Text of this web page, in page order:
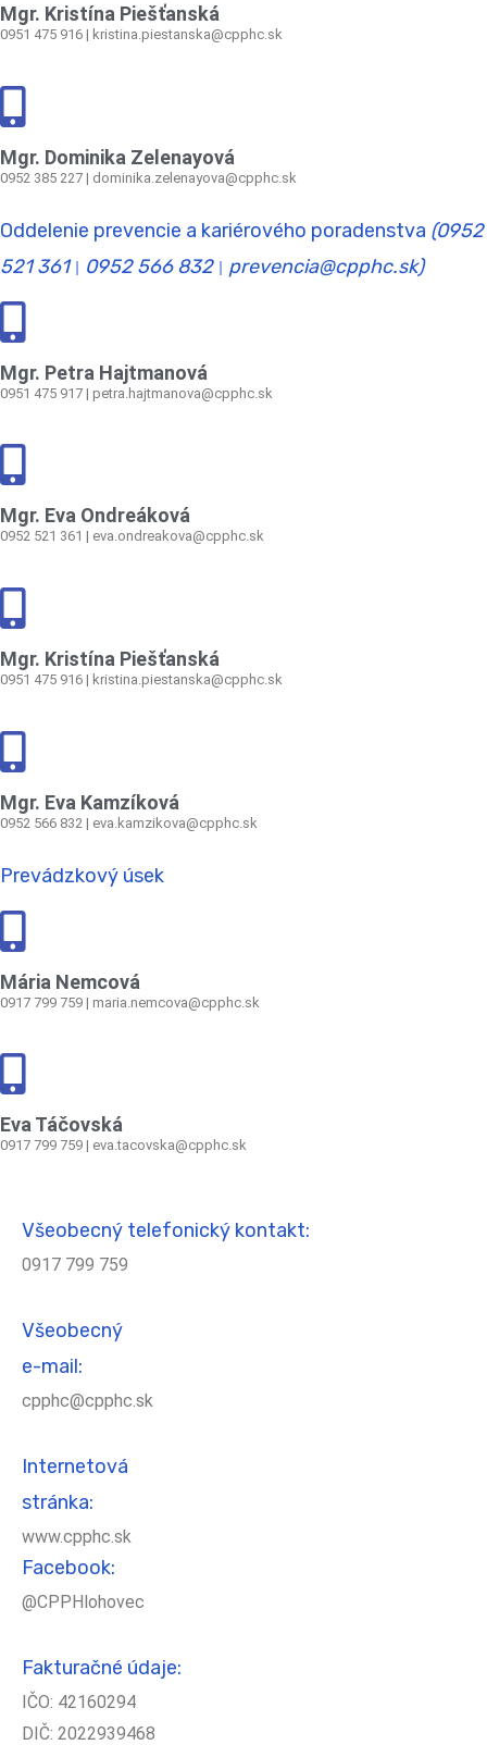
Mgr. Kristína Piešťanská
0951 475 916 | kristina.piestanska@cpphc.sk
Mgr. Dominika Zelenayová
0952 385 227 | dominika.zelenayova@cpphc.sk
Oddelenie prevencie a kariérového poradenstva (0952
521 361
0952 566 832 prevencia@cpphc.sk)
Mgr. Petra Hajtmanová
0951 475 917 | petra.hajtmanova@cpphc.sk
Mgr. Eva Ondreáková
0952 521 361 | eva.ondreakova@cpphc.sk
Mgr. Kristína Piešťanská
0951 475 916 | kristina.piestanska@cpphc.sk
Mgr. Eva Kamzíková
0952 566 832 | eva.kamzikova@cpphc.sk
Prevádzkový úsek
Mária Nemcová
0917 799 759 | maria.nemcova@cpphc.sk
Eva Táčovská
0917 799 759 | eva.tacovska@cpphc.sk
Všeobecný telefonický kontakt:
0917 799 759
Všeobecný
e-mail:
cpphc@cpphc.sk
Internetová
stránka:
www.cpphc.sk
Facebook:
@CPPHlohovec
Fakturačné údaje:
IČO: 42160294
DIČ: 2022939468